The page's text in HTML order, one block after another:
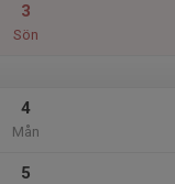
3
Sön
4
Mån
5